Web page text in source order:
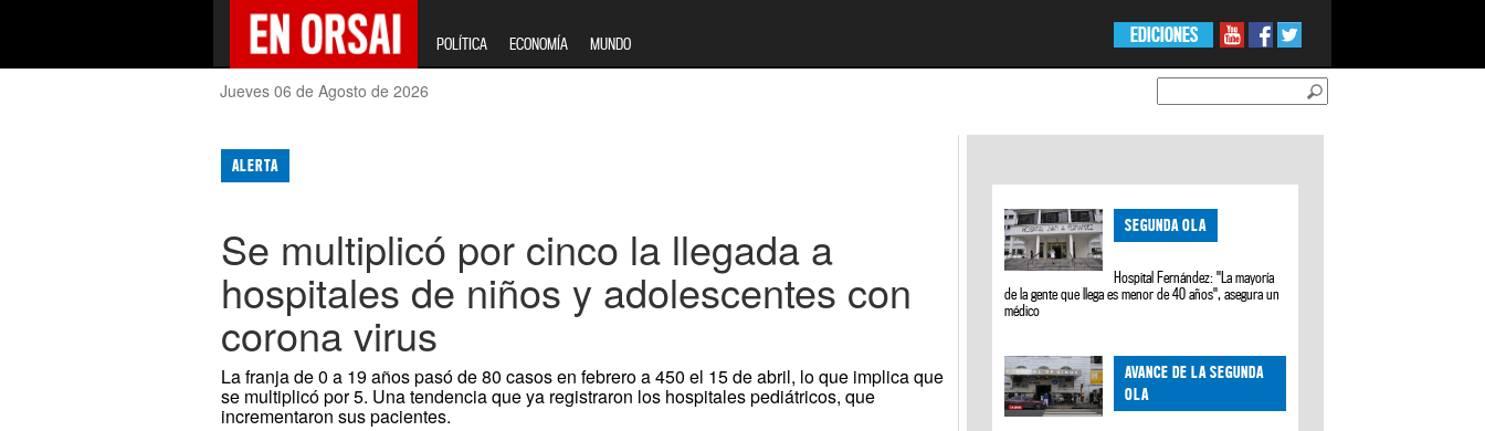
POLÍTICA ECONOMÍA MUNDO EDICIONES
Jueves 06 de Agosto de 2026
ALERTA
Se multiplicó por cinco la llegada a
hospitales de niños y adolescentes con
corona virus
La franja de 0 a 19 años pasó de 80 casos en febrero a 450 el 15 de abril, lo que implica que
se multiplicó por 5. Una tendencia que ya registraron los hospitales pediátricos, que
incrementaron sus pacientes.
SEGUNDA OLA
Hospital Fernández: "La mayoría
de la gente que llega es menor de 40 años", asegura un
médico
AVANCE DE LA SEGUNDA
OLA